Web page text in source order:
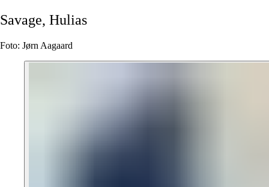
Savage, Hulias
Foto: Jørn Aagaard